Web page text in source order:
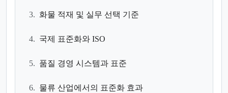
3. 화물 적재 및 실무 선택 기준
4. 국제 표준화와 ISO
5. 품질 경영 시스템과 표준
6. 물류 산업에서의 표준화 효과